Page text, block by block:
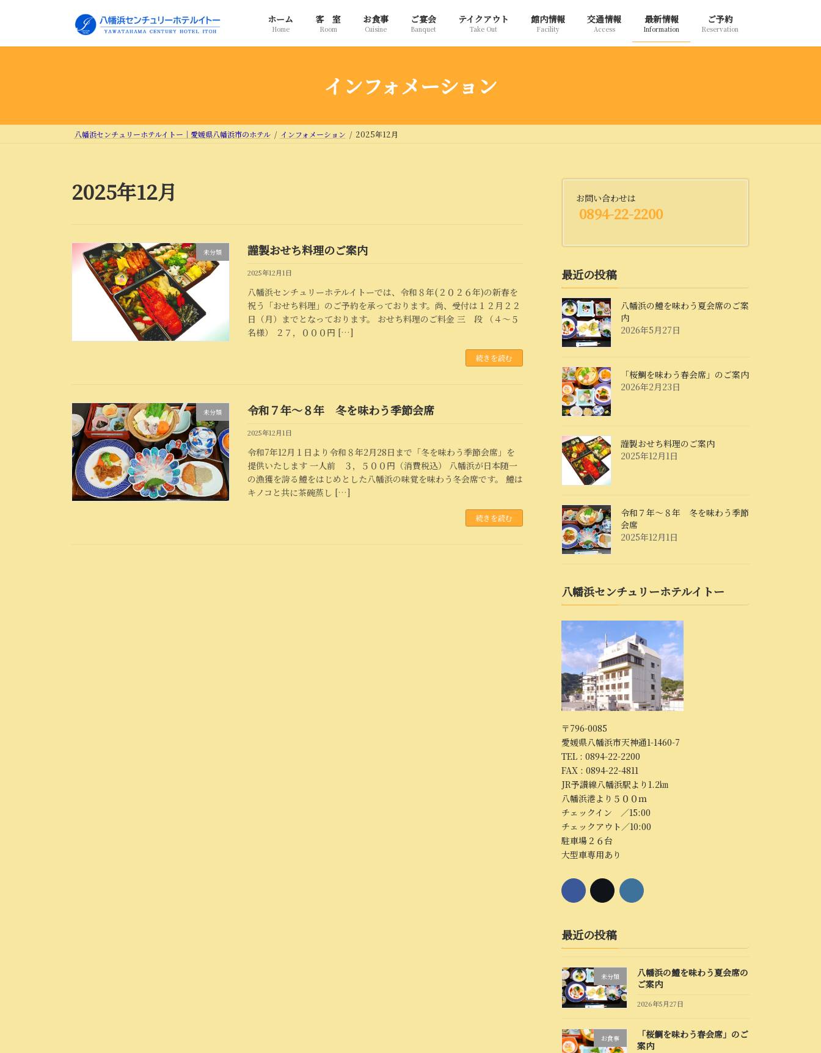
ン
ー
ホーム
Home
客 室
Room
お食事
Cuisine
ご宴会
Banquet
テイクアウト
Take Out
館内情報
Facility
交通情報
Access
最新情報
Information
ご予約
Reservation
インフォメーション
八幡浜センチュリーホテルイトー｜愛媛県八幡浜市のホテル インフォメーション 2025年12月
2025年12月
未分類 謹製おせち料理のご案内
2025年12月1日
八幡浜センチュリーホテルイトーでは、令和８年(２０２６年)の新春を
祝う「おせち料理」のご予約を承っております。尚、受付は１２月２２
日（月）までとなっております。 おせち料理のご料金 三 段 （４～５
名様） ２７，０００円 […]
続きを読む
未分類 令和７年～８年 冬を味わう季節会席
2025年12月1日
令和7年12月１日より令和８年2月28日まで「冬を味わう季節会席」を
提供いたします 一人前 ３，５００円（消費税込） 八幡浜が日本随一
の漁獲を誇る鱧をはじめとした八幡浜の味覚を味わう冬会席です。 鱧は
キノコと共に茶碗蒸し […]
続きを読む
お問い合わせは
0894-22-2200
最近の投稿
八幡浜の鱧を味わう夏会席のご案
内
2026年5月27日
「桜鯛を味わう春会席」のご案内
2026年2月23日
謹製おせち料理のご案内
2025年12月1日
令和７年～８年 冬を味わう季節
会席
2025年12月1日
八幡浜センチュリーホテルイトー
〒796-0085
愛媛県八幡浜市天神通1-1460-7
TEL : 0894-22-2200
FAX : 0894-22-4811
JR予讃線八幡浜駅より1.2㎞
八幡浜港より５００ｍ
チェックイン ／15:00
チェックアウト／10:00
駐車場２６台
大型車専用あり
最近の投稿
未分類
八幡浜の鱧を味わう夏会席の
ご案内
2026年5月27日
お食事
「桜鯛を味わう春会席」のご
案内